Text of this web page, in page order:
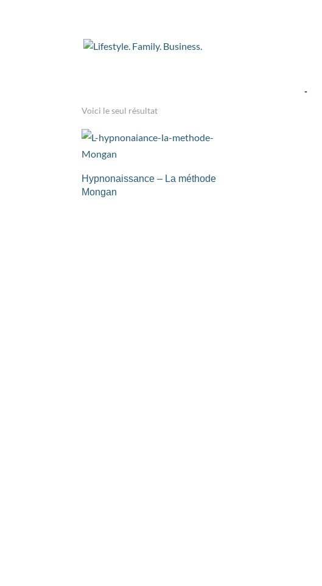
Accueil/ Produits identifiés “accouchement sans péridural”
Voici le seul résultat
Hypnonaissance – La méthode
Mongan